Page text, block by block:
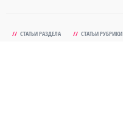
// СТАТЬИ РАЗДЕЛА // СТАТЬИ РУБРИКИ